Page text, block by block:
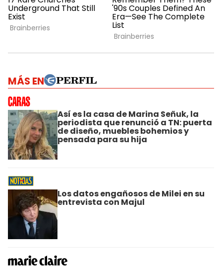
MÁS EN
Así es la casa de Marina Señuk, la
periodista que renunció a TN: puerta
de diseño, muebles bohemios y
pensada para su hija
Los datos engañosos de Milei en su
entrevista con Majul